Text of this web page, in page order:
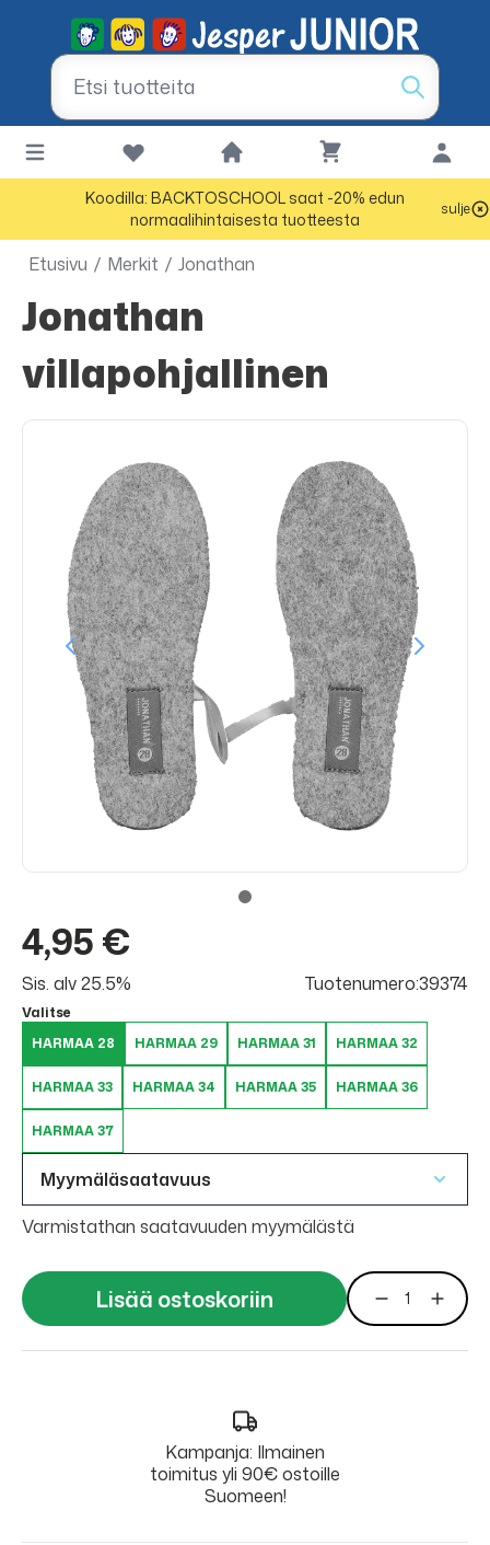
Koodilla: BACKTOSCHOOL saat -20% edun
normaalihintaisesta tuotteesta
sulje
Etusivu / Merkit / Jonathan
Jonathan
villapohjallinen
4,95 €
Sis. alv 25.5% Tuotenumero:39374
Valitse
HARMAA 28
HARMAA 29 HARMAA 31 HARMAA 32
HARMAA 33 HARMAA 34 HARMAA 35 HARMAA 36
HARMAA 37
Myymäläsaatavuus
Varmistathan saatavuuden myymälästä
Lisää ostoskoriin
Kampanja: Ilmainen
toimitus yli 90€ ostoille
Suomeen!